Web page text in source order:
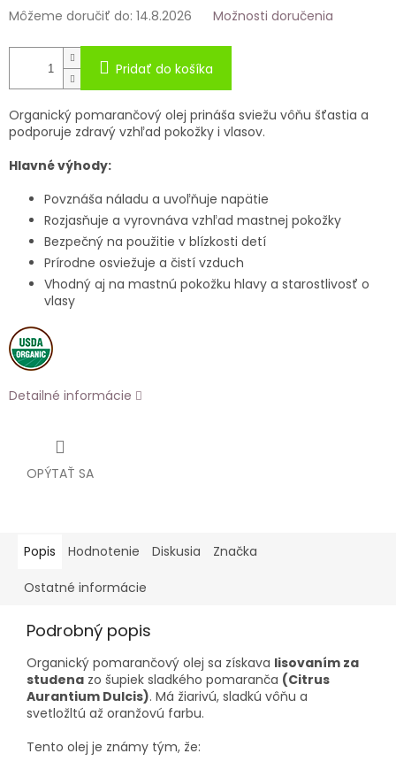
Môžeme doručiť do: 14.8.2026 Možnosti doručenia
Pridať do košíka
Organický pomarančový olej prináša sviežu vôňu šťastia a
podporuje zdravý vzhľad pokožky i vlasov.
Hlavné výhody:
Povznáša náladu a uvoľňuje napätie
Rozjasňuje a vyrovnáva vzhľad mastnej pokožky
Bezpečný na použitie v blízkosti detí
Prírodne osviežuje a čistí vzduch
Vhodný aj na mastnú pokožku hlavy a starostlivosť o
vlasy
Detailné informácie
OPÝTAŤ SA
Popis Hodnotenie Diskusia Značka
Ostatné informácie
Podrobný popis
Organický pomarančový olej sa získava lisovaním za
studena zo šupiek sladkého pomaranča (Citrus
Aurantium Dulcis). Má žiarivú, sladkú vôňu a
svetložltú až oranžovú farbu.
Tento olej je známy tým, že: